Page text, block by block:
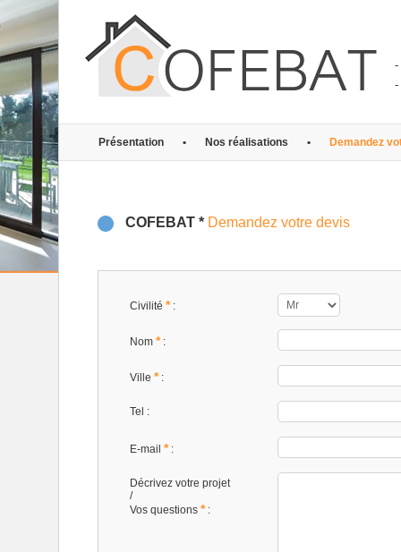
-
-
Présentation • Nos réalisations • Demandez
COFEBAT * Demandez votre devis
Civilité *:
Nom *:
Ville *:
Tel :
E-mail *:
Décrivez votre projet
/
Vos questions *: